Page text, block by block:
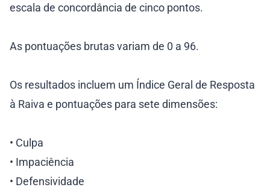
escala de concordância de cinco pontos.
As pontuações brutas variam de 0 a 96.
Os resultados incluem um Índice Geral de Resposta
à Raiva e pontuações para sete dimensões:
• Culpa
• Impaciência
• Defensividade